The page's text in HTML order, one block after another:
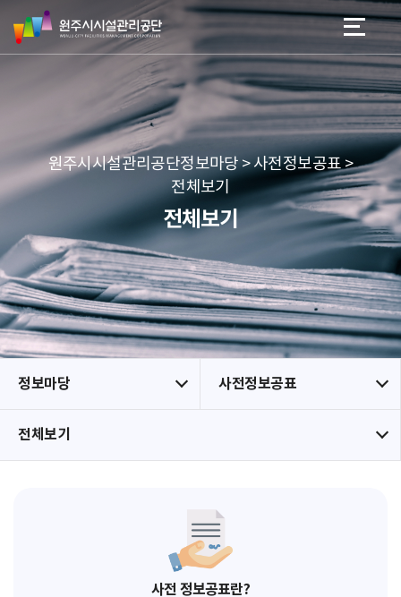
네
본문 바로가기
메뉴 바로가기
원
주
시
리
공
단
원주시시설관리공단정보마당 > 사전정보공표 >
전체보기
전체보기
정보마당 사전정보공표
전체보기
사전 정보공표란?